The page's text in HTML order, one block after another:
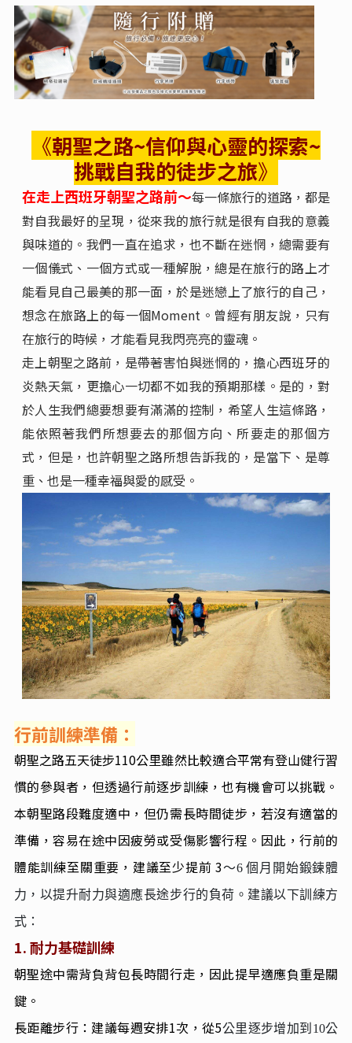
《朝聖之路~信仰與心靈的探索~
挑戰自我的徒步之旅》
在走上西班牙朝聖之路前～每一條旅行的道路，都是
對自我最好的呈現，從來我的旅行就是很有自我的意義
與味道的。我們一直在追求，也不斷在迷惘，總需要有
一個儀式、一個方式或一種解脫，總是在旅行的路上才
能看見自己最美的那一面，於是迷戀上了旅行的自己，
想念在旅路上的每一個Moment。曾經有朋友說，只有
在旅行的時候，才能看見我閃亮亮的靈魂。
走上朝聖之路前，是帶著害怕與迷惘的，擔心西班牙的
炎熱天氣，更擔心一切都不如我的預期那樣。是的，對
於人生我們總要想要有滿滿的控制，希望人生這條路，
能依照著我們所想要去的那個方向、所要走的那個方
式，但是，也許朝聖之路所想告訴我的，是當下、是尊
重、也是一種幸福與愛的感受。
行前訓練準備：
朝聖之路五天徒步110公里雖然比較適合平常有登山健行習
慣的參與者，但透過行前逐步訓練，也有機會可以挑戰。
本朝聖路段難度適中，但仍需長時間徒步，若沒有適當的
準備，容易在途中因疲勞或受傷影響行程。因此，行前的
體能訓練至關重要，建議至少提前 3～6 個月開始鍛鍊體
力，以提升耐力與適應長途步行的負荷。建議以下訓練方
式：
1.耐力基礎訓練
朝聖途中需背負背包長時間行走，因此提早適應負重是關
鍵。
長距離步行：建議每週安排1次，從5公里逐步增加到10公